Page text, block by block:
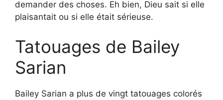
demander des choses. Eh bien, Dieu sait si elle
plaisantait ou si elle était sérieuse.
Tatouages ​​de Bailey
Sarian
Bailey Sarian a plus de vingt tatouages colorés